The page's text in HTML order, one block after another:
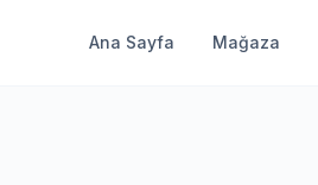
Ana Sayfa Mağaza